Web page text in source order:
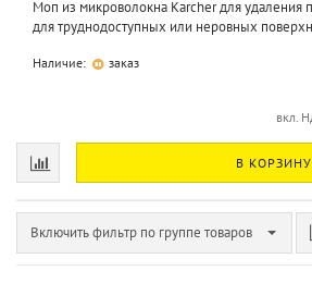
Моп из микроволокна Karcher для удаления
для труднодоступных или неровных
Наличие: заказ
вкл.
В КОРЗИНУ
Включить фильтр по группе товаров